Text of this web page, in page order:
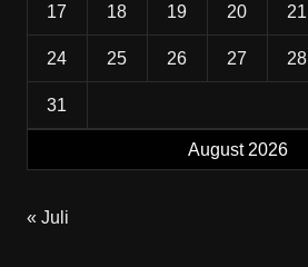
August 2026
17 18 19 20 21
24 25 26 27 28
31
« Juli